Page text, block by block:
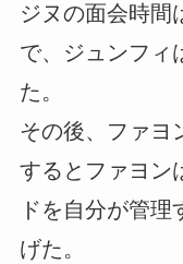
ジヌの面会時間
で、ジュンフィ
た。
その後、ファヨ
するとファヨン
ドを自分が管
げた。